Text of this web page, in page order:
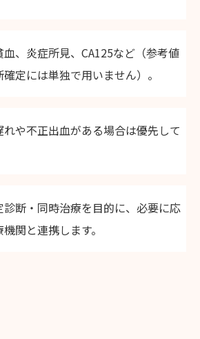
、炎症所見、CA125など（参考値
定には単独で用いません）。
や不正出血がある場合は優先して
断・同時治療を目的に、必要に応
関と連携します。